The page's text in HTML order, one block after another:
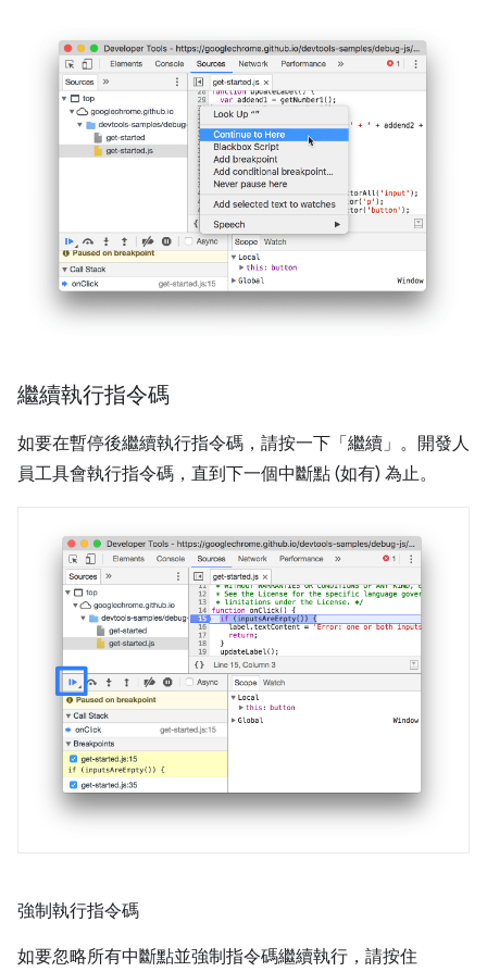
繼續執行指令碼
如要在暫停後繼續執行指令碼，請按一下「繼續」 。開發人
員工具會執行指令碼，直到下一個中斷點 (如有) 為止。
強制執行指令碼
如要忽略所有中斷點並強制指令碼繼續執行，請按住